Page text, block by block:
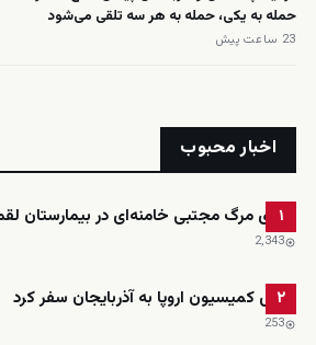
حمله به یکی، حمله به هر سه تلقی می‌شود
23 ساعت پیش
اخبار محبوب
۱
ادعای مرگ مجتبی خامنه‌ای در بیمارستان
2٬343
۲
رئیس کمیسیون اروپا به آذربایجان سفر کرد
253